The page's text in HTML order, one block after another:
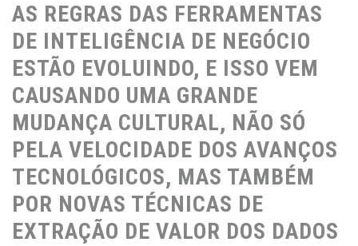
AS REGRAS DAS FERRAMENTAS
DE INTELIGÊNCIA DE NEGÓCIO
ESTÃO EVOLUINDO, E ISSO VEM
CAUSANDO UMA GRANDE
MUDANÇA CULTURAL, NÃO SÓ
PELA VELOCIDADE DOS AVANÇOS
TECNOLÓGICOS, MAS TAMBÉM
POR NOVAS TÉCNICAS DE
EXTRAÇÃO DE VALOR DOS DADOS